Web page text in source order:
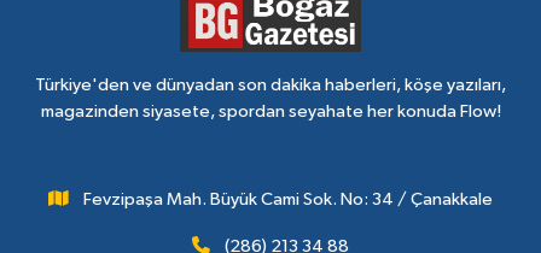
Türkiye'den ve dünyadan son dakika haberleri, köşe yazıları,
magazinden siyasete, spordan seyahate her konuda Flow!
Fevzipaşa Mah. Büyük Cami Sok. No: 34 / Çanakkale
(286) 213 34 88